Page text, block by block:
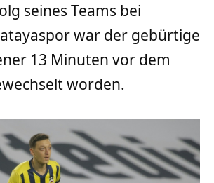
seines Teams bei
war der gebürtige
13 Minuten vor dem
worden.